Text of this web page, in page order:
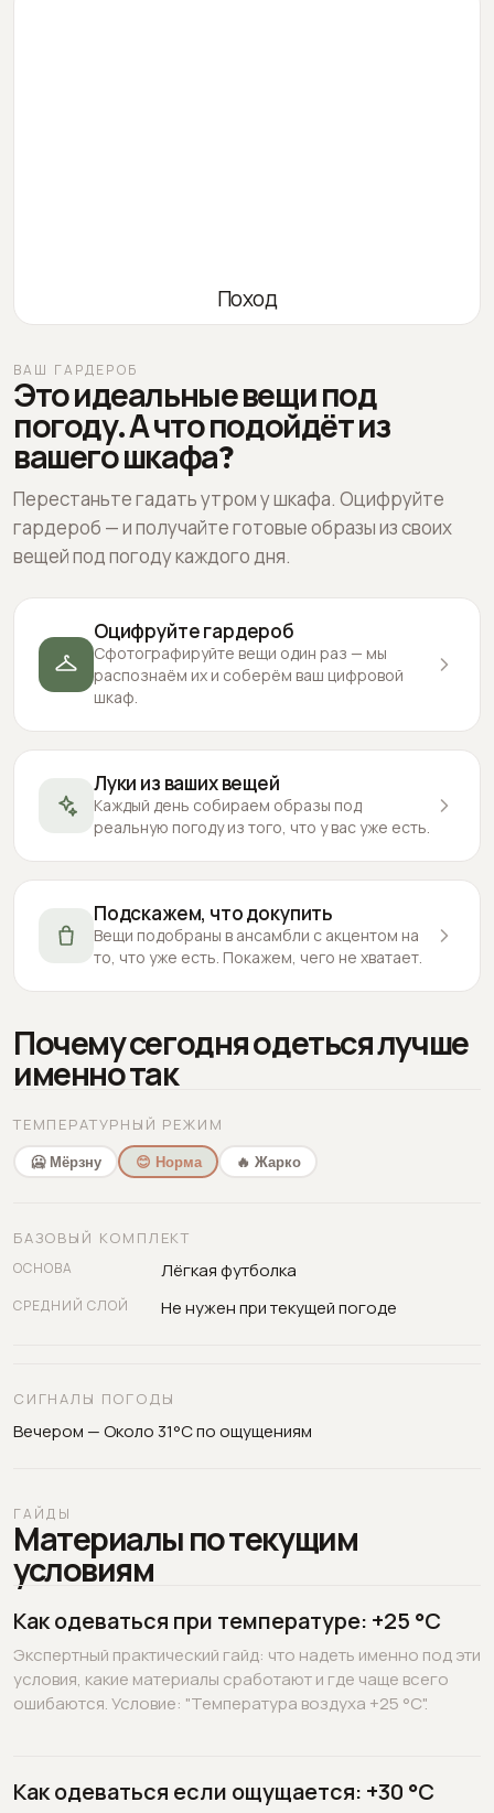
Поход
ВАШ ГАРДЕРОБ
Это идеальные вещи под
погоду. А что подойдёт из
вашего шкафа?
Перестаньте гадать утром у шкафа. Оцифруйте
гардероб — и получайте готовые образы из своих
вещей под погоду каждого дня.
Оцифруйте гардероб
Сфотографируйте вещи один раз — мы
распознаём их и соберём ваш цифровой
шкаф.
Луки из ваших вещей
Каждый день собираем образы под
реальную погоду из того, что у вас уже есть.
Подскажем, что докупить
Вещи подобраны в ансамбли с акцентом на
то, что уже есть. Покажем, чего не хватает.
Почему сегодня одеться лучше
именно так
ТЕМПЕРАТУРНЫЙ РЕЖИМ
🥶 Мёрзну 😊 Норма 🔥 Жарко
БАЗОВЫЙ КОМПЛЕКТ
ОСНОВА Лёгкая футболка
СРЕДНИЙ СЛОЙ Не нужен при текущей погоде
СИГНАЛЫ ПОГОДЫ
Вечером — Около 31°C по ощущениям
ГАЙДЫ
Материалы по текущим
условиям
Как одеваться при температуре: +25 °C
Экспертный практический гайд: что надеть именно под эти
условия, какие материалы сработают и где чаще всего
ошибаются. Условие: "Температура воздуха +25 °C".
Как одеваться если ощущается: +30 °C